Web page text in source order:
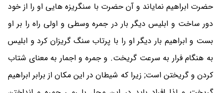
حضرت ابراهیم نمایاند و آن حضرت با سنگریزه هایی او را از خود
دور ساخت و ابلیس دیگر بار در جمره وسطی و اولی راه را بر او
بست و ابراهیم بار دیگر او را با پرتاب سنگ گریزان کرد و ابلیس
به هنگام فرار به سرعت گریخت. و جمره و اجمار به معنای شتاب
کردن و گریختن است; زیرا که شیطان در این مکان از برابر ابراهیم